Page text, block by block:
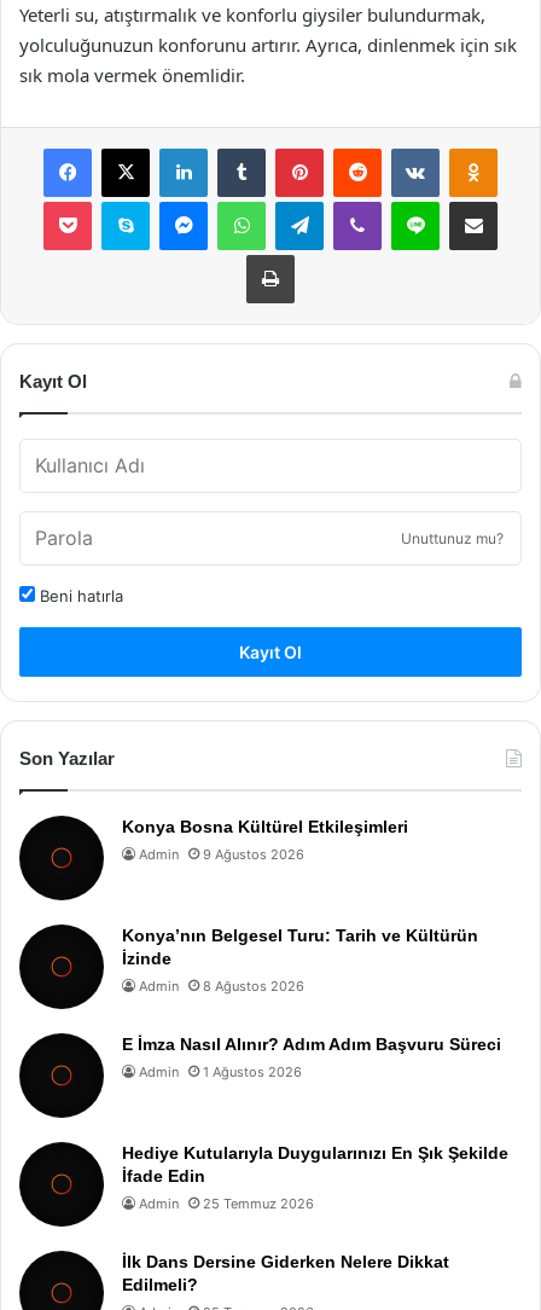
Yeterli su, atıştırmalık ve konforlu giysiler bulundurmak,
yolculuğunuzun konforunu artırır. Ayrıca, dinlenmek için sık
sık mola vermek önemlidir.
Facebook
X LinkedInTumblr PinterestReddit VKontakte
Pocket Skype MessengerWhatsAppTelegramViber Line E-Posta ile
Yazdır
Kayıt Ol
Unuttunuz mu?
Beni hatırla
Kayıt Ol
Son Yazılar
Konya Bosna Kültürel Etkileşimleri
Admin 9 Ağustos 2026
Konya’nın Belgesel Turu: Tarih ve Kültürün
İzinde
Admin 8 Ağustos 2026
E İmza Nasıl Alınır? Adım Adım Başvuru Süreci
Admin 1 Ağustos 2026
Hediye Kutularıyla Duygularınızı En Şık Şekilde
İfade Edin
Admin 25 Temmuz 2026
İlk Dans Dersine Giderken Nelere Dikkat
Edilmeli?